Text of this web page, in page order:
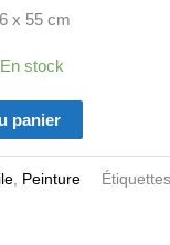
x 55 cm
En stock
panier
Peinture